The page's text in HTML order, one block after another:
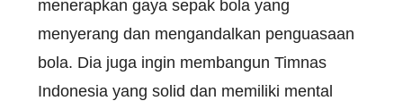
menerapkan gaya sepak bola yang
menyerang dan mengandalkan penguasaan
bola. Dia juga ingin membangun Timnas
Indonesia yang solid dan memiliki mental